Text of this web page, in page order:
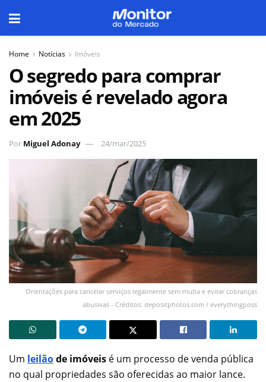
Home Notícias Imóveis
O segredo para comprar
imóveis é revelado agora
em 2025
Por Miguel Adonay 24/mar/2025
Orientações para cancelar serviços legalmente sem multa e evitar cobranças
abusivas - Créditos: depositphotos.com / everythingposs
Um leilãode imóveis é um processo de venda pública
no qual propriedades são oferecidas ao maior lance.